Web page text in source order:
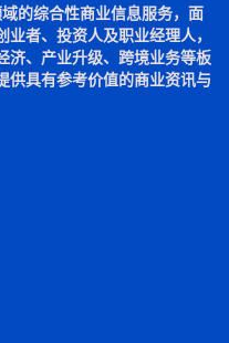
的综合性商业信息服务，面
者、投资人及职业经理人，
济、产业升级、跨境业务等板
供具有参考价值的商业资讯与